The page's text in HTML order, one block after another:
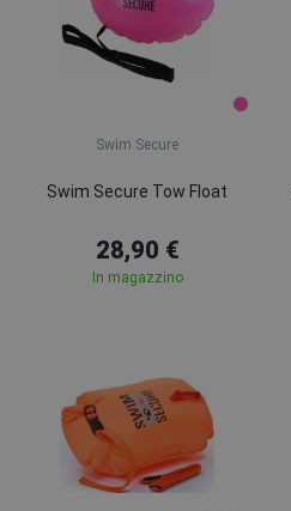
Swim Secure
Swim Secure Tow Float
28,90 €
In magazzino